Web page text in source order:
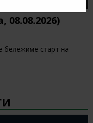
08.08.2026)
бележиме старт на